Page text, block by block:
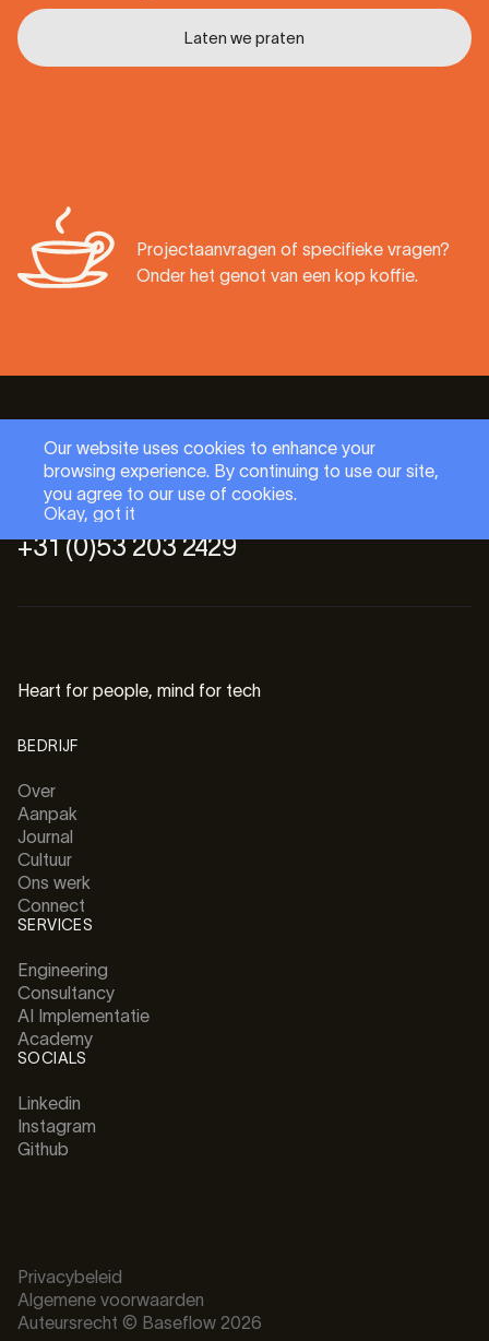
Laten we praten
Projectaanvragen of specifieke vragen?
Onder het genot van een kop koffie.
Our website uses cookies to enhance your
browsing experience. By continuing to use our site,
you agree to our use of cookies.
Okay, got it
hello@baseflow.com
+31 (0)53 203 2429
Heart for people, mind for tech
BEDRIJF
Over
Aanpak
Journal
Cultuur
Ons werk
Connect
SERVICES
Engineering
Consultancy
AI Implementatie
Academy
SOCIALS
Linkedin
Instagram
Github
Auteursrecht © Baseflow 2026
Privacybeleid
Algemene voorwaarden